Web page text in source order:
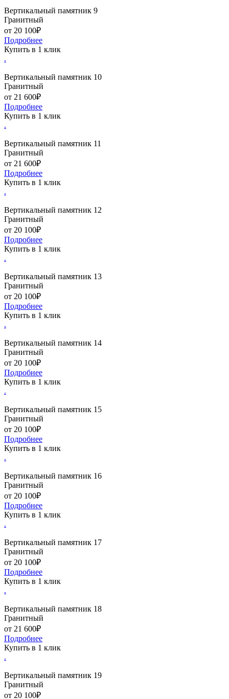
Вертикальный памятник 9
Гранитный
от 20 100₽
Подробнее
Купить в 1 клик
.
Вертикальный памятник 10
Гранитный
от 21 600₽
Подробнее
Купить в 1 клик
.
Вертикальный памятник 11
Гранитный
от 21 600₽
Подробнее
Купить в 1 клик
.
Вертикальный памятник 12
Гранитный
от 20 100₽
Подробнее
Купить в 1 клик
.
Вертикальный памятник 13
Гранитный
от 20 100₽
Подробнее
Купить в 1 клик
.
Вертикальный памятник 14
Гранитный
от 20 100₽
Подробнее
Купить в 1 клик
.
Вертикальный памятник 15
Гранитный
от 20 100₽
Подробнее
Купить в 1 клик
.
Вертикальный памятник 16
Гранитный
от 20 100₽
Подробнее
Купить в 1 клик
.
Вертикальный памятник 17
Гранитный
от 20 100₽
Подробнее
Купить в 1 клик
.
Вертикальный памятник 18
Гранитный
от 21 600₽
Подробнее
Купить в 1 клик
.
Вертикальный памятник 19
Гранитный
от 20 100₽